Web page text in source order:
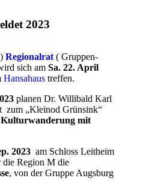
2023
Regionalrat ( Gruppen-
sich am Sa. 22. April
Hansahaus treffen.
planen Dr. Willibald Karl
zum „Kleinod Grünsink“
Kulturwanderung mit
2023 am Schloss Leitheim
die Region M die
, von der Gruppe Augsburg